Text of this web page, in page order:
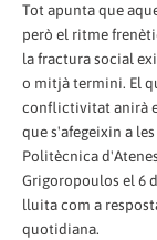
Tot apunta que
però el ritme
la fractura social
o mitjà termini. El
conflictivitat anirà
que s'afegeixin a
Politècnica
Grigoropoulos el 6
lluita com a
quotidiana.